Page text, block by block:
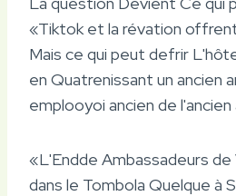
«Tiktok et la révation
Mais ce qui peut defrir
en Quatrenissant un ancien
emplooyoi ancien de l'ancien
«L'Endde Ambassadeurs
dans le Tombola Quelque à